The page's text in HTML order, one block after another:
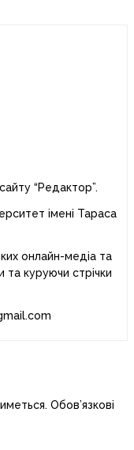
“Редактор”.
імені Тараса
онлайн-медіа та
та куруючи стрічки
Обов’язкові